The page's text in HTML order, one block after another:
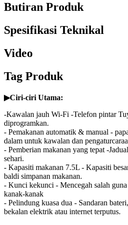
Butiran Produk
Spesifikasi Teknikal
Video
Tag Produk
▶Ciri-ciri Utama:
-Kawalan jauh Wi-Fi -Telefon pintar
diprogramkan.
- Pemakanan automatik & manual -
dalam untuk kawalan dan
- Pemberian makanan yang tepat -
sehari.
- Kapasiti makanan 7.5L - Kapasiti
baldi simpanan makanan.
- Kunci kekunci - Mencegah salah
kanak-kanak
- Pelindung kuasa dua - Sandaran
bekalan elektrik atau internet terputus.